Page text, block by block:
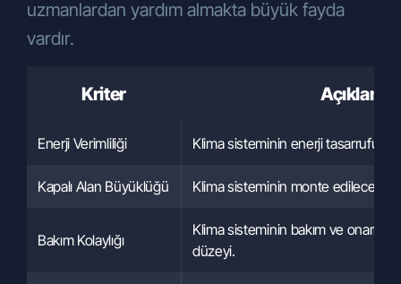
uzmanlardan yardım almakta büyük fayda
vardır.
Kriter Açıklama
Enerji Verimliliği Klima sisteminin enerji tasarrufu
Kapalı Alan Büyüklüğü Klima sisteminin monte edileceği
Bakım Kolaylığı
Klima sisteminin bakım ve onarım
düzeyi.